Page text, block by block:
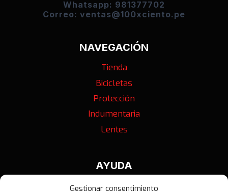
Gestionar consentimiento
Whatsapp: 981377702
Correo: ventas@100xciento.pe
NAVEGACIÓN
Tienda
Bicicletas
Protección
Indumentaria
Lentes
AYUDA
Contáctanos